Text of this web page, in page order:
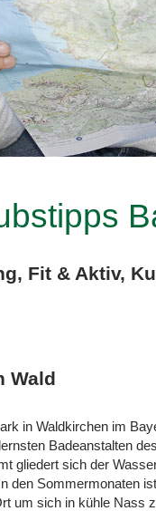
Fit & Aktiv,
Wald
in Waldkirchen im
Badeanstalten
gliedert sich der
den Sommermonaten
um sich in kühle Nass